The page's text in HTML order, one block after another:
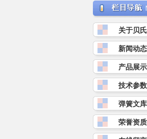
关于贝氏
新闻动态
产品展示
技术参数
弹簧文库
荣誉资质